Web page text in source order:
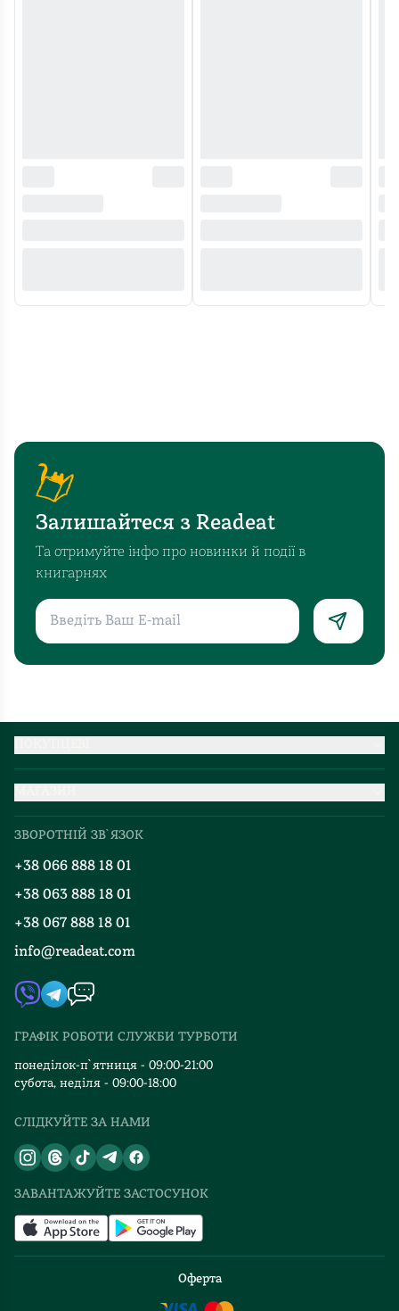
Залишайтеся з Readeat
Та отримуйте інфо про новинки й події в
книгарнях
Про нас
Добірки
Блог
Події
Книгарні
Контакти
Автори
Видавництва
Відгуки та оцінка RDT
Партнерство
ЗВОРОТНІЙ ЗВ`ЯЗОК
+38 066 888 18 01
+38 063 888 18 01
+38 067 888 18 01
info@readeat.com
ГРАФІК РОБОТИ СЛУЖБИ ТУРБОТИ
понеділок-п`ятниця - 09:00-21:00
субота, неділя - 09:00-18:00
СЛІДКУЙТЕ ЗА НАМИ
ЗАВАНТАЖУЙТЕ ЗАСТОСУНОК
Оферта